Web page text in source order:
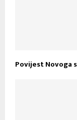
Povijest Novoga